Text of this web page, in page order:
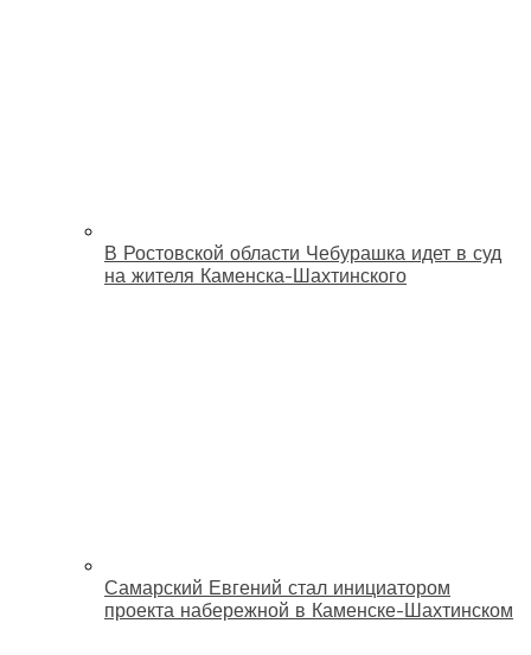
В Ростовской области Чебурашка идет в суд
на жителя Каменска-Шахтинского
Самарский Евгений стал инициатором
проекта набережной в Каменске-Шахтинском